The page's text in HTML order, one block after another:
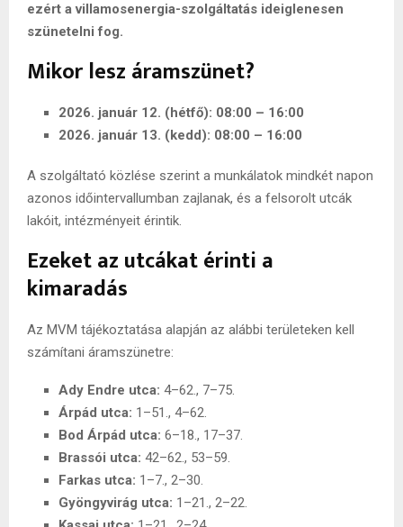
ezért a villamosenergia-szolgáltatás ideiglenesen
szünetelni fog.
Mikor lesz áramszünet?
2026. január 12. (hétfő): 08:00 – 16:00
2026. január 13. (kedd): 08:00 – 16:00
A szolgáltató közlése szerint a munkálatok mindkét napon
azonos időintervallumban zajlanak, és a felsorolt utcák
lakóit, intézményeit érintik.
Ezeket az utcákat érinti a
kimaradás
Az MVM tájékoztatása alapján az alábbi területeken kell
számítani áramszünetre:
Ady Endre utca: 4–62., 7–75.
Árpád utca: 1–51., 4–62.
Bod Árpád utca: 6–18., 17–37.
Brassói utca: 42–62., 53–59.
Farkas utca: 1–7., 2–30.
Gyöngyvirág utca: 1–21., 2–22.